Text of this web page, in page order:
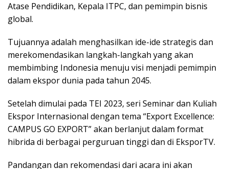
Atase Pendidikan, Kepala ITPC, dan pemimpin bisnis
global.
Tujuannya adalah menghasilkan ide-ide strategis dan
merekomendasikan langkah-langkah yang akan
membimbing Indonesia menuju visi menjadi pemimpin
dalam ekspor dunia pada tahun 2045.
Setelah dimulai pada TEI 2023, seri Seminar dan Kuliah
Ekspor Internasional dengan tema “Export Excellence:
CAMPUS GO EXPORT” akan berlanjut dalam format
hibrida di berbagai perguruan tinggi dan di EksporTV.
Pandangan dan rekomendasi dari acara ini akan